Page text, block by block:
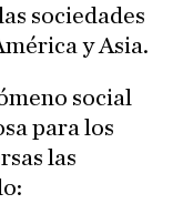
sociedades
y Asia.
social
para los
las